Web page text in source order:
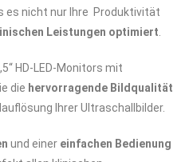
es nicht nur Ihre Produktivität
Leistungen optimiert.
HD-LED-Monitors mit
die hervorragende Bildqualität
Ihrer Ultraschallbilder.
und einer einfachen Bedienung